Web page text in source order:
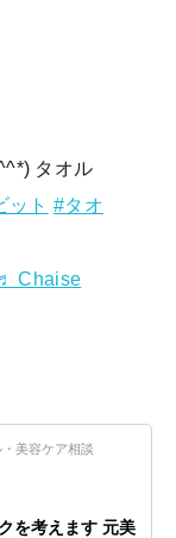
タオル
ット #タオ
Chaise